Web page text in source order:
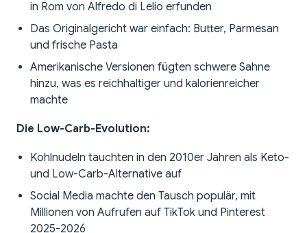
in Rom von Alfredo di Lelio erfunden
Das Originalgericht war einfach: Butter, Parmesan
und frische Pasta
Amerikanische Versionen fügten schwere Sahne
hinzu, was es reichhaltiger und kalorienreicher
machte
Die Low-Carb-Evolution:
Kohlnudeln tauchten in den 2010er Jahren als Keto-
und Low-Carb-Alternative auf
Social Media machte den Tausch populär, mit
Millionen von Aufrufen auf TikTok und Pinterest
2025-2026